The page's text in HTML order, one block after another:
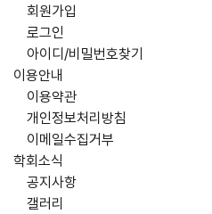
회원가입
로그인
아이디/비밀번호찾기
이용안내
이용약관
개인정보처리방침
이메일수집거부
학회소식
공지사항
갤러리